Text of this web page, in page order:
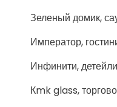
Зеленый домик,
Император,
Инфинити,
Кmk glass,